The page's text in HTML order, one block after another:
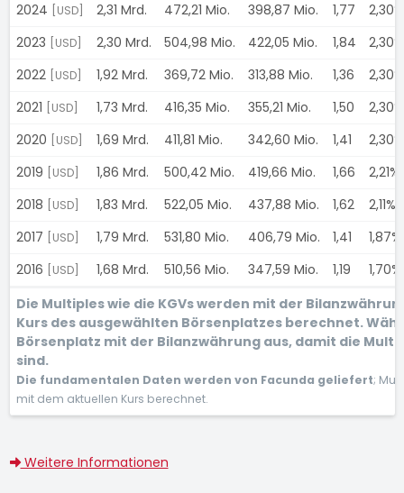
2024
[USD] 2,31 Mrd. 472,21 Mio. 398,87 Mio. 1,77
2,30%
2023
[USD] 2,30 Mrd. 504,98 Mio. 422,05 Mio. 1,84
2,30%
2022
[USD] 1,92 Mrd. 369,72 Mio. 313,88 Mio. 1,36
2,30%
2021
[USD] 1,73 Mrd. 416,35 Mio. 355,21 Mio. 1,50
2,30%
2020
[USD] 1,69 Mrd. 411,81 Mio. 342,60 Mio. 1,41
2,30%
2019
[USD] 1,86 Mrd. 500,42 Mio. 419,66 Mio. 1,66
2,21%
2018
[USD] 1,83 Mrd. 522,05 Mio. 437,88 Mio. 1,62
2,11%
2017
[USD] 1,79 Mrd. 531,80 Mio. 406,79 Mio. 1,41
1,87%
2016
[USD] 1,68 Mrd. 510,56 Mio. 347,59 Mio. 1,19
1,70%
Die Multiples wie die KGVs werden mit der
Kurs des ausgewählten Börsenplatzes berechnet.
Börsenplatz mit der Bilanzwährung aus, damit die
sind.
Die fundamentalen Daten werden von Facunda geliefert;
mit dem aktuellen Kurs berechnet.
Weitere Informationen